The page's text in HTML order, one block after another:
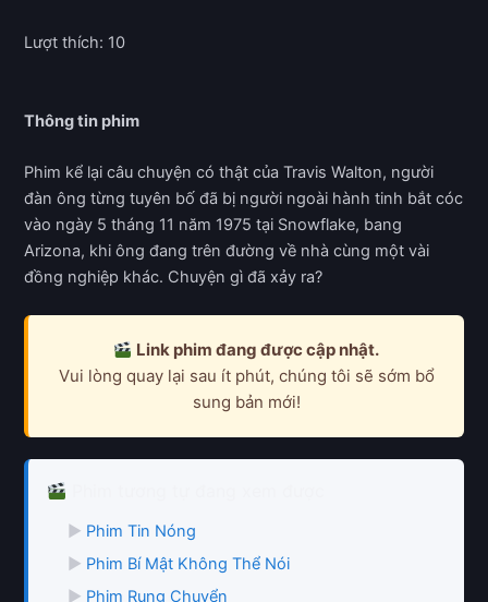
Lượt thích: 10
Thông tin phim
Phim kể lại câu chuyện có thật của Travis Walton, người
đàn ông từng tuyên bố đã bị người ngoài hành tinh bắt cóc
vào ngày 5 tháng 11 năm 1975 tại Snowflake, bang
Arizona, khi ông đang trên đường về nhà cùng một vài
đồng nghiệp khác. Chuyện gì đã xảy ra?
Link phim đang được cập nhật.
Vui lòng quay lại sau ít phút, chúng tôi sẽ sớm bổ
sung bản mới!
▶ Phim Tin Nóng
▶ Phim Bí Mật Không Thể Nói
▶ Phim Rung Chuyển